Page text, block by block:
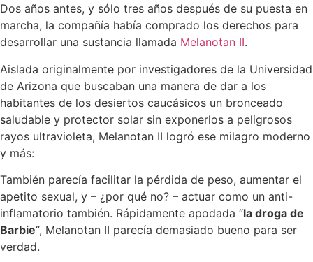
Dos años antes, y sólo tres años después de su puesta en
marcha, la compañía había comprado los derechos para
desarrollar una sustancia llamada Melanotan II.
Aislada originalmente por investigadores de la Universidad
de Arizona que buscaban una manera de dar a los
habitantes de los desiertos caucásicos un bronceado
saludable y protector solar sin exponerlos a peligrosos
rayos ultravioleta, Melanotan II logró ese milagro moderno
y más:
También parecía facilitar la pérdida de peso, aumentar el
apetito sexual, y – ¿por qué no? – actuar como un anti-
inflamatorio también. Rápidamente apodada “la droga de
Barbie“, Melanotan II parecía demasiado bueno para ser
verdad.